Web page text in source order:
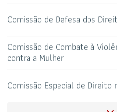
Comissão de Defesa dos
Comissão de Combate à
contra a Mulher
Comissão Especial de Direito